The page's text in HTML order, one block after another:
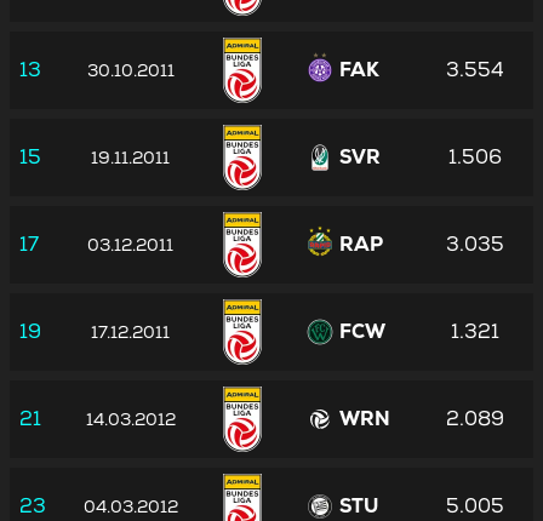
13 30.10.2011 FAK 3.554
15 19.11.2011 SVR 1.506
17 03.12.2011 RAP 3.035
19 17.12.2011 FCW 1.321
21 14.03.2012 WRN 2.089
23 04.03.2012 STU 5.005